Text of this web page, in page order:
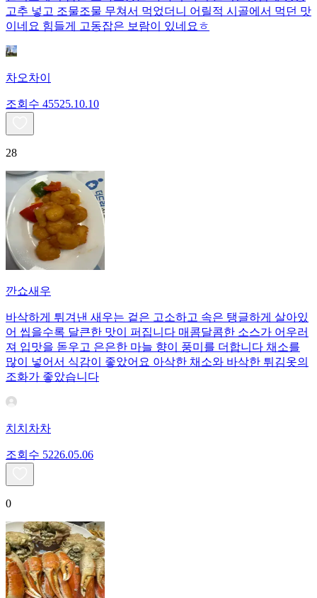
고추 넣고 조물조물 무쳐서 먹었더니 어릴적 시골에서 먹던 맛
이네요 힘들게 고동잡은 보람이 있네요ㅎ
차오차이
조회수 45525.10.10
28
깐쇼새우
바삭하게 튀겨낸 새우는 겉은 고소하고 속은 탱글하게 살아있
어 씹을수록 달큰한 맛이 퍼집니다 매콤달콤한 소스가 어우러
져 입맛을 돋우고 은은한 마늘 향이 풍미를 더합니다 채소를
많이 넣어서 식감이 좋았어요 아삭한 채소와 바삭한 튀김옷의
조화가 좋았습니다
치치차차
조회수 5226.05.06
0